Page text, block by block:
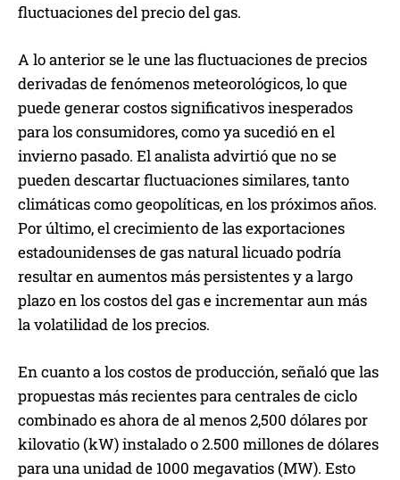
fluctuaciones del precio del gas.
A lo anterior se le une las fluctuaciones de precios
derivadas de fenómenos meteorológicos, lo que
puede generar costos significativos inesperados
para los consumidores, como ya sucedió en el
invierno pasado. El analista advirtió que no se
pueden descartar fluctuaciones similares, tanto
climáticas como geopolíticas, en los próximos años.
Por último, el crecimiento de las exportaciones
estadounidenses de gas natural licuado podría
resultar en aumentos más persistentes y a largo
plazo en los costos del gas e incrementar aun más
la volatilidad de los precios.
En cuanto a los costos de producción, señaló que las
propuestas más recientes para centrales de ciclo
combinado es ahora de al menos 2,500 dólares por
kilovatio (kW) instalado o 2.500 millones de dólares
para una unidad de 1000 megavatios (MW). Esto